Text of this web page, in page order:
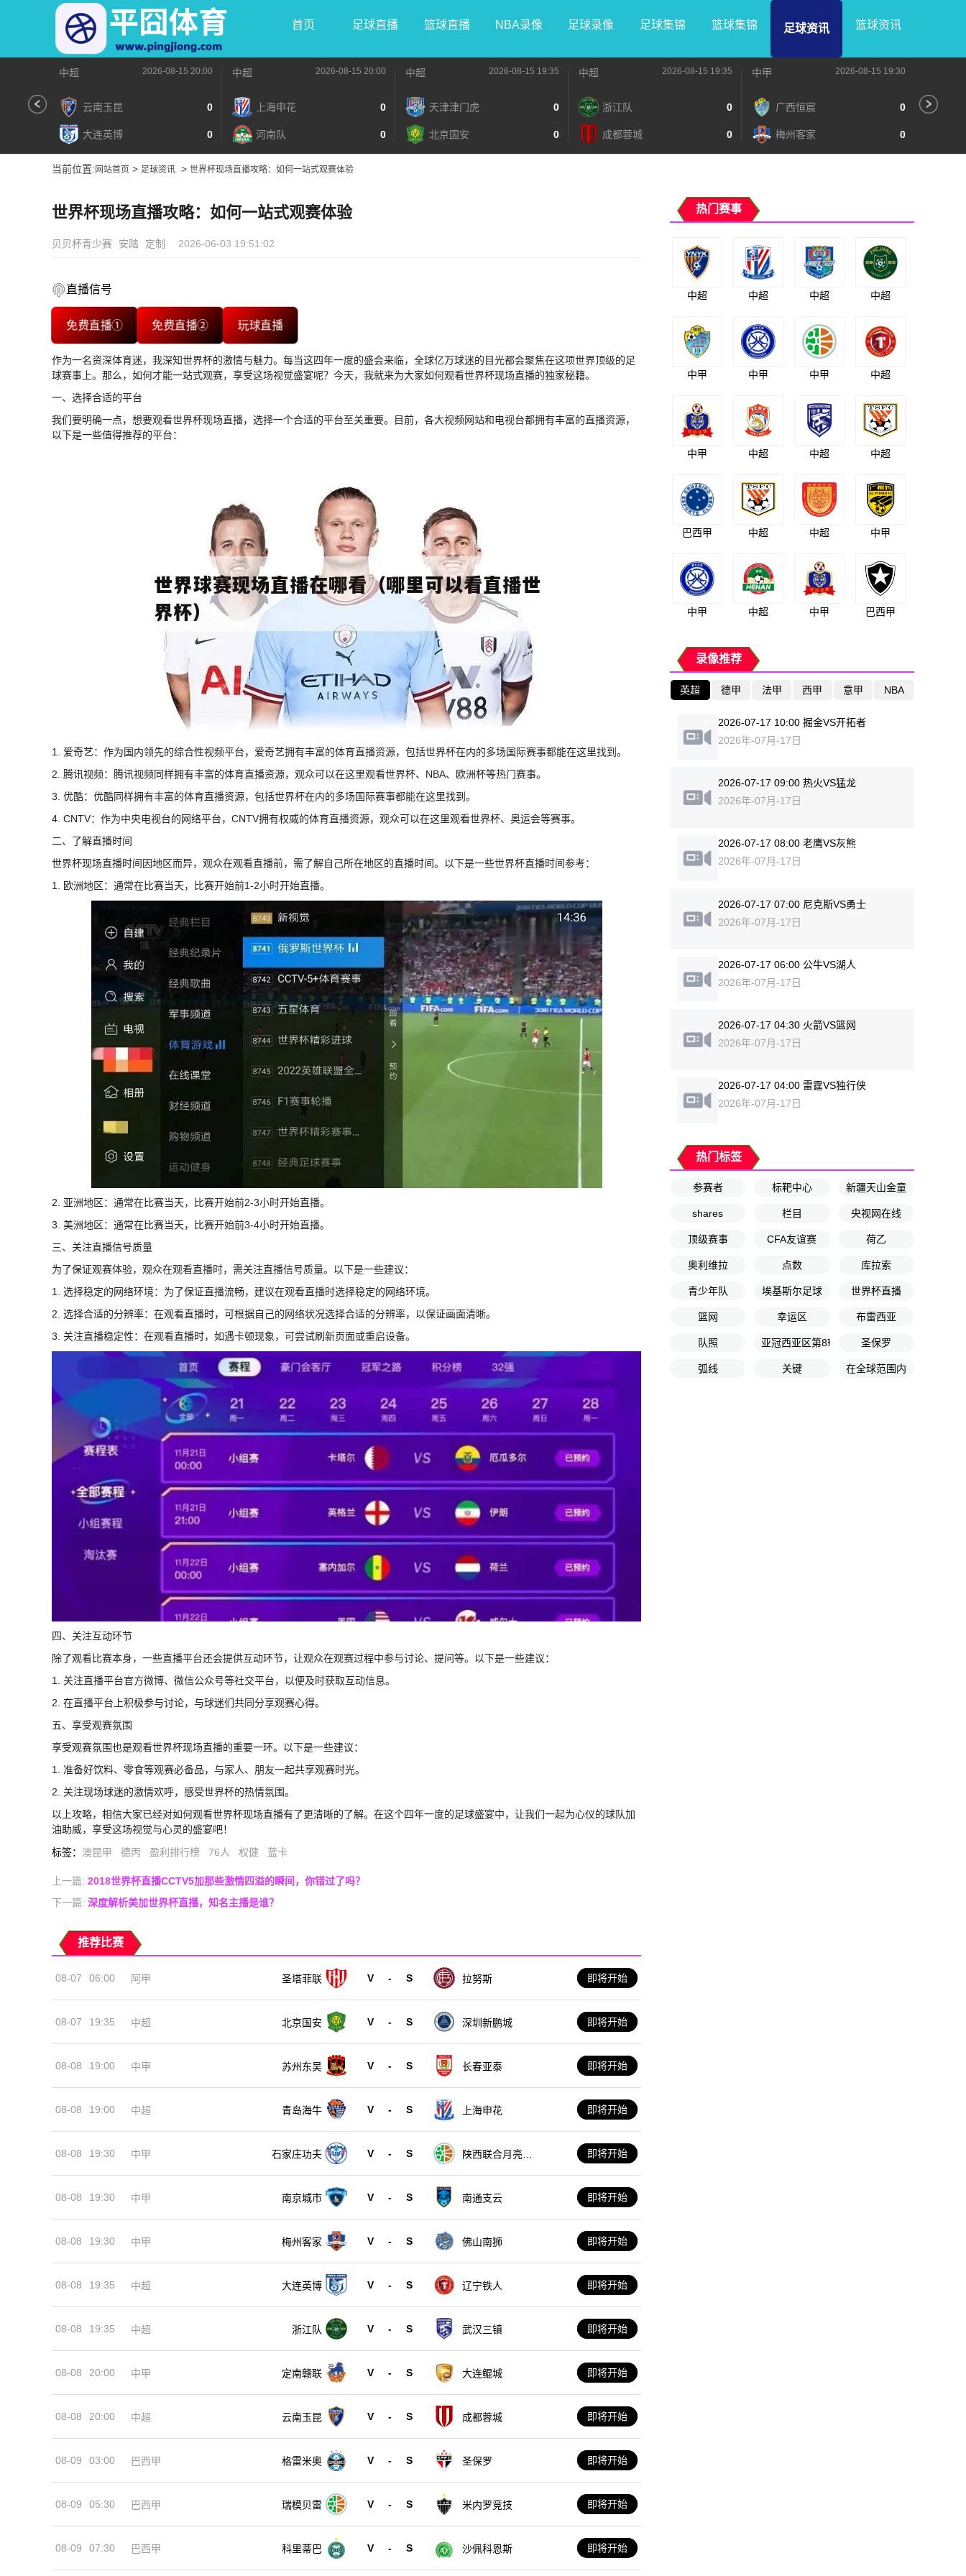
首页 足球直播 篮球直播 NBA录像 足球录像 足球集锦 篮球集锦 足球资讯 篮球资讯
中超 2026-08-15 20:00
云南玉昆 0
大连英博 0
中超 2026-08-15 20:00
上海申花 0
河南队 0
中超 2026-08-15 19:35
天津津门虎 0
北京国安 0
中超 2026-08-15 19:35
浙江队 0
成都蓉城 0
中甲 2026-08-15 19:30
广西恒宸 0
梅州客家 0
当前位置: 网站首页 > 足球资讯 > 世界杯现场直播攻略：如何一站式观赛体验
世界杯现场直播攻略：如何一站式观赛体验
贝贝杯青少赛 安踏 定制 2026-06-03 19:51:02
直播信号
免费直播① 免费直播② 玩球直播
作为一名资深体育迷，我深知世界杯的激情与魅力。每当这四年一度的盛会来临，全球亿万球迷的目光都会聚焦在这项世界顶级的足
球赛事上。那么，如何才能一站式观赛，享受这场视觉盛宴呢？今天，我就来为大家如何观看世界杯现场直播的独家秘籍。
一、选择合适的平台
我们要明确一点，想要观看世界杯现场直播，选择一个合适的平台至关重要。目前，各大视频网站和电视台都拥有丰富的直播资源，
以下是一些值得推荐的平台：
1. 爱奇艺：作为国内领先的综合性视频平台，爱奇艺拥有丰富的体育直播资源，包括世界杯在内的多场国际赛事都能在这里找到。
2. 腾讯视频：腾讯视频同样拥有丰富的体育直播资源，观众可以在这里观看世界杯、NBA、欧洲杯等热门赛事。
3. 优酷：优酷同样拥有丰富的体育直播资源，包括世界杯在内的多场国际赛事都能在这里找到。
4. CNTV：作为中央电视台的网络平台，CNTV拥有权威的体育直播资源，观众可以在这里观看世界杯、奥运会等赛事。
二、了解直播时间
世界杯现场直播时间因地区而异，观众在观看直播前，需了解自己所在地区的直播时间。以下是一些世界杯直播时间参考：
1. 欧洲地区：通常在比赛当天，比赛开始前1-2小时开始直播。
2. 亚洲地区：通常在比赛当天，比赛开始前2-3小时开始直播。
3. 美洲地区：通常在比赛当天，比赛开始前3-4小时开始直播。
三、关注直播信号质量
为了保证观赛体验，观众在观看直播时，需关注直播信号质量。以下是一些建议：
1. 选择稳定的网络环境：为了保证直播流畅，建议在观看直播时选择稳定的网络环境。
2. 选择合适的分辨率：在观看直播时，可根据自己的网络状况选择合适的分辨率，以保证画面清晰。
3. 关注直播稳定性：在观看直播时，如遇卡顿现象，可尝试刷新页面或重启设备。
四、关注互动环节
除了观看比赛本身，一些直播平台还会提供互动环节，让观众在观赛过程中参与讨论、提问等。以下是一些建议：
1. 关注直播平台官方微博、微信公众号等社交平台，以便及时获取互动信息。
2. 在直播平台上积极参与讨论，与球迷们共同分享观赛心得。
五、享受观赛氛围
享受观赛氛围也是观看世界杯现场直播的重要一环。以下是一些建议：
1. 准备好饮料、零食等观赛必备品，与家人、朋友一起共享观赛时光。
2. 关注现场球迷的激情欢呼，感受世界杯的热情氛围。
以上攻略，相信大家已经对如何观看世界杯现场直播有了更清晰的了解。在这个四年一度的足球盛宴中，让我们一起为心仪的球队加
油助威，享受这场视觉与心灵的盛宴吧！
标签： 澳昆甲 德丙 盈利排行榜 76人 权健 蓝卡
上一篇: 2018世界杯直播CCTV5加那些激情四溢的瞬间，你错过了吗？
下一篇: 深度解析美加世界杯直播，知名主播是谁？
推荐比赛
08-07 06:00 阿甲 圣塔菲联 V - S 拉努斯 即将开始
08-07 19:35 中超 北京国安 V - S 深圳新鹏城 即将开始
08-08 19:00 中甲 苏州东吴 V - S 长春亚泰 即将开始
08-08 19:00 中超 青岛海牛 V - S 上海申花 即将开始
08-08 19:30 中甲 石家庄功夫 V - S
陕西联合月亮泊
即将开始
08-08 19:30 中甲 南京城市 V - S 南通支云 即将开始
08-08 19:30 中甲 梅州客家 V - S 佛山南狮 即将开始
08-08 19:35 中超 大连英博 V - S 辽宁铁人 即将开始
08-08 19:35 中超 浙江队 V - S 武汉三镇 即将开始
08-08 20:00 中甲 定南赣联 V - S 大连鲲城 即将开始
08-08 20:00 中超 云南玉昆 V - S 成都蓉城 即将开始
08-09 03:00 巴西甲 格雷米奥 V - S 圣保罗 即将开始
08-09 05:30 巴西甲 瑞模贝雷 V - S 米内罗竞技 即将开始
08-09 07:30 巴西甲 科里蒂巴 V - S 沙佩科恩斯 即将开始
热门赛事
中超 中超 中超 中超
中甲 中甲 中甲 中超
中甲 中超 中超 中超
巴西甲 中超 中超 中甲
中甲 中超 中甲 巴西甲
录像推荐
英超 德甲 法甲 西甲 意甲 NBA
2026-07-17 10:00 掘金VS开拓者
2026年-07月-17日
2026-07-17 09:00 热火VS猛龙
2026年-07月-17日
2026-07-17 08:00 老鹰VS灰熊
2026年-07月-17日
2026-07-17 07:00 尼克斯VS勇士
2026年-07月-17日
2026-07-17 06:00 公牛VS湖人
2026年-07月-17日
2026-07-17 04:30 火箭VS篮网
2026年-07月-17日
2026-07-17 04:00 雷霆VS独行侠
2026年-07月-17日
热门标签
参赛者 标靶中心 新疆天山金童
shares 栏目 央视网在线
顶级赛事 CFA友谊赛 荷乙
奥利维拉 点数 库拉索
青少年队 埃基斯尔足球 世界杯直播
篮网 幸运区 布雷西亚
队照 亚冠西亚区第8轮 圣保罗
弧线 关键 在全球范围内